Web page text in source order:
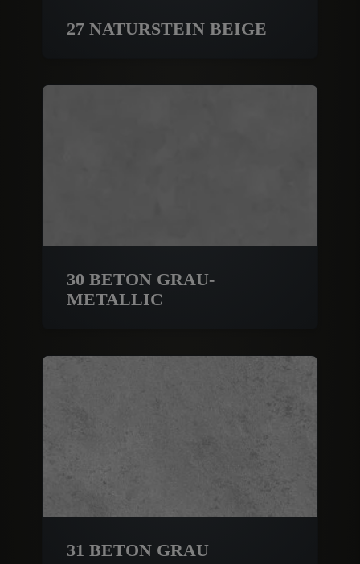
27 NATURSTEIN BEIGE
30 BETON GRAU-
METALLIC
31 BETON GRAU